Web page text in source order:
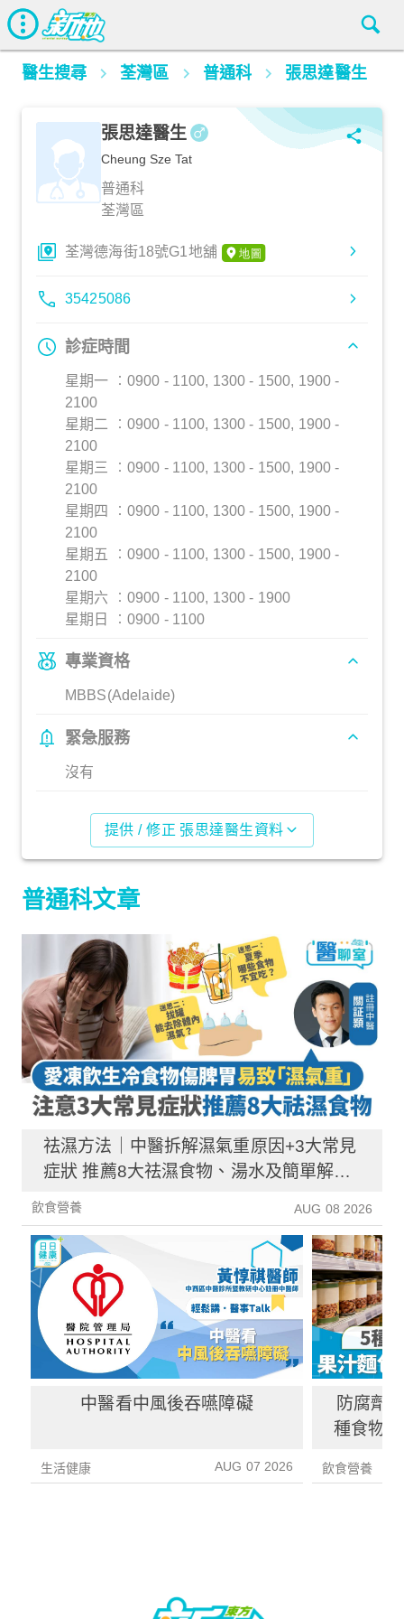
醫生搜尋 荃灣區 普通科 張思達醫生
張思達醫生
Cheung Sze Tat
普通科
荃灣區
荃灣德海街18號G1地舖
35425086
診症時間
星期一 ︰0900 - 1100, 1300 - 1500, 1900 -
2100
星期二 ︰0900 - 1100, 1300 - 1500, 1900 -
2100
星期三 ︰0900 - 1100, 1300 - 1500, 1900 -
2100
星期四 ︰0900 - 1100, 1300 - 1500, 1900 -
2100
星期五 ︰0900 - 1100, 1300 - 1500, 1900 -
2100
星期六 ︰0900 - 1100, 1300 - 1900
星期日 ︰0900 - 1100
專業資格
MBBS(Adelaide)
緊急服務
沒有
提供 / 修正 張思達醫生資料
普通科文章
祛濕方法｜中醫拆解濕氣重原因+3大常見
症狀 推薦8大祛濕食物、湯水及簡單解決
方法！
飲食營養 AUG 08 2026
中醫看中風後吞嚥障礙
生活健康 AUG 07 2026
防腐劑
種食物
飲食營養